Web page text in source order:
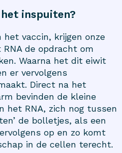
inspuiten?
vaccin, krijgen onze
de opdracht om
Waarna het dit eiwit
er vervolgens
Direct na het
bevinden de kleine
het RNA, zich nog tussen
de bolletjes, als een
op en zo komt
in de cellen terecht.